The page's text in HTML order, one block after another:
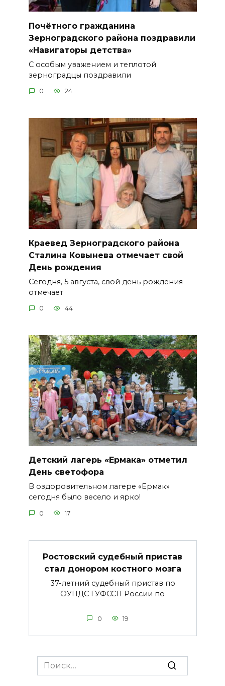
Почётного гражданина
Зерноградского района поздравили
«Навигаторы детства»
С особым уважением и теплотой
зерноградцы поздравили
0 24
Краевед Зерноградского района
Сталина Ковынева отмечает свой
День рождения
Сегодня, 5 августа, свой день рождения
отмечает
0 44
Детский лагерь «Ермака» отметил
День светофора
В оздоровительном лагере «Ермак»
сегодня было весело и ярко!
0 17
Ростовский судебный пристав
стал донором костного мозга
37-летний судебный пристав по
ОУПДС ГУФССП России по
0 19
Search
for: